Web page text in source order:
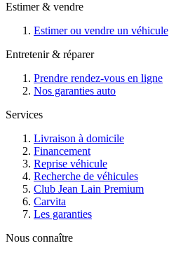
Estimer & vendre
Estimer ou vendre un véhicule
Entretenir & réparer
Prendre rendez-vous en ligne
Nos garanties auto
Services
Livraison à domicile
Financement
Reprise véhicule
Recherche de véhicules
Club Jean Lain Premium
Carvita
Les garanties
Nous connaître